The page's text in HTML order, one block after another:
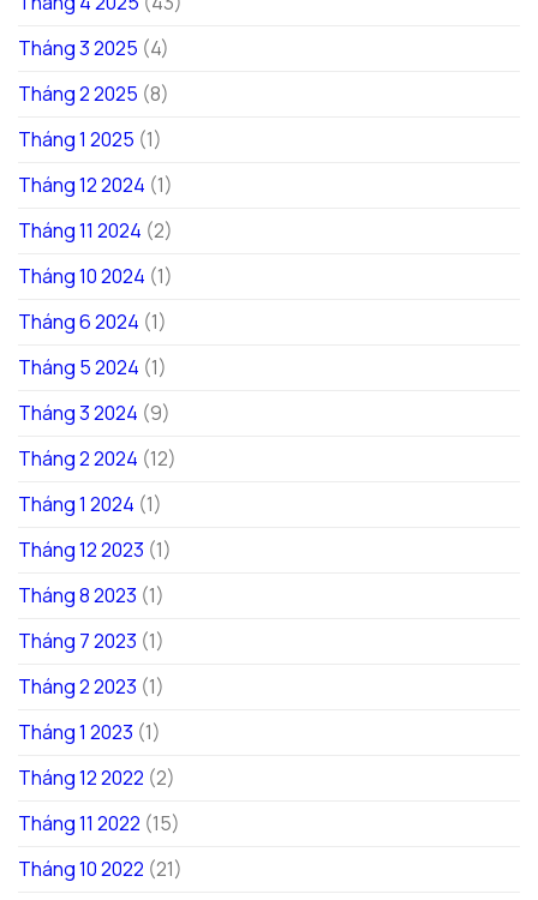
Tháng 3 2025 (4)
Tháng 2 2025 (8)
Tháng 1 2025 (1)
Tháng 12 2024 (1)
Tháng 11 2024 (2)
Tháng 10 2024 (1)
Tháng 6 2024 (1)
Tháng 5 2024 (1)
Tháng 3 2024 (9)
Tháng 2 2024 (12)
Tháng 1 2024 (1)
Tháng 12 2023 (1)
Tháng 8 2023 (1)
Tháng 7 2023 (1)
Tháng 2 2023 (1)
Tháng 1 2023 (1)
Tháng 12 2022 (2)
Tháng 11 2022 (15)
Tháng 10 2022 (21)